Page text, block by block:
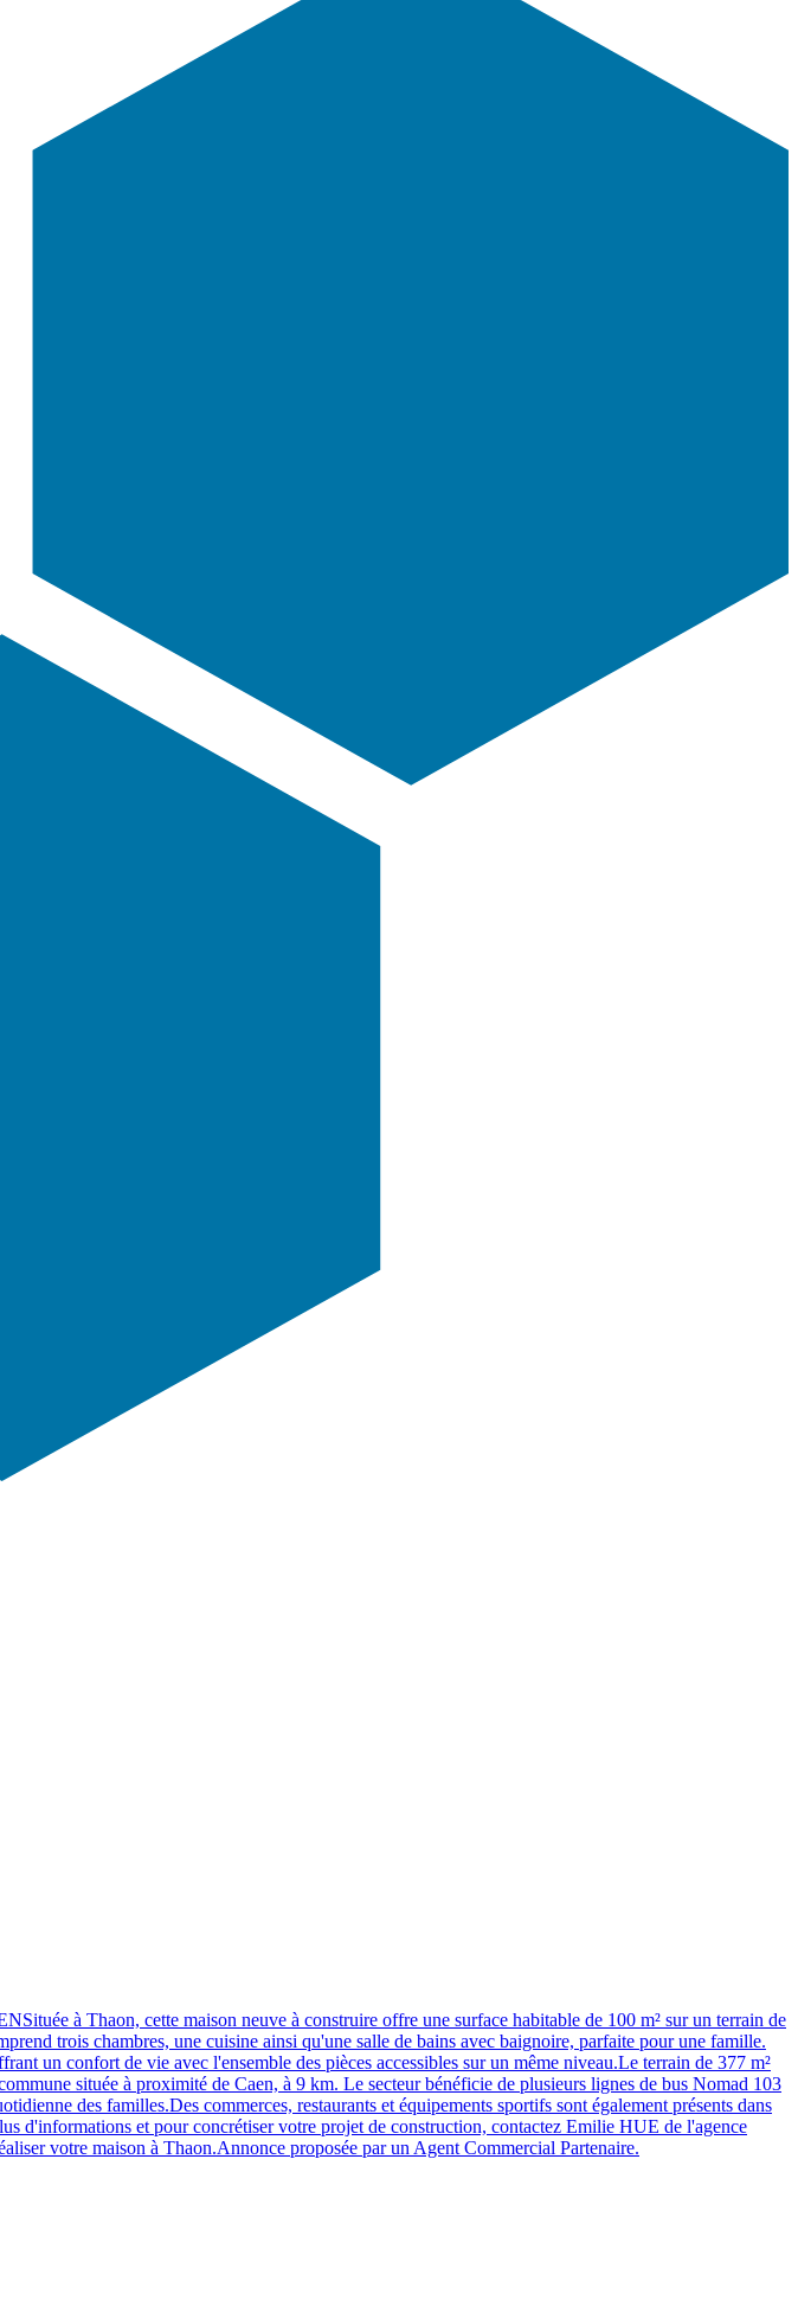
à Thaon, cette maison neuve à construire offre une surface habitable de 100 m² sur un terrain de
trois chambres, une cuisine ainsi qu'une salle de bains avec baignoire, parfaite pour une famille.
un confort de vie avec l'ensemble des pièces accessibles sur un même niveau.Le terrain de 377 m²
située à proximité de Caen, à 9 km. Le secteur bénéficie de plusieurs lignes de bus Nomad 103
des familles.Des commerces, restaurants et équipements sportifs sont également présents dans
d'informations et pour concrétiser votre projet de construction, contactez Emilie HUE de l'agence
votre maison à Thaon.Annonce proposée par un Agent Commercial Partenaire.